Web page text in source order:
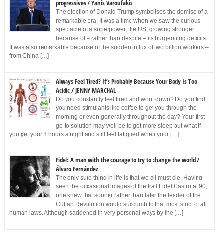
progressives / Yanis Varoufakis
The election of Donald Trump symbolises the demise of a
remarkable era. It was a time when we saw the curious
spectacle of a superpower, the US, growing stronger
because of – rather than despite – its burgeoning deficits.
It was also remarkable because of the sudden influx of two billion workers –
from China […]
Always Feel Tired? It’s Probably Because Your Body Is Too
Acidic / JENNY MARCHAL
Do you constantly feel tired and worn down? Do you find
you need stimulants like coffee to get you through the
morning or even generally throughout the day? Your first
go-to solution may well be to get more sleep but what if
you get your 8 hours a night and still feel fatigued when your […]
Fidel: A man with the courage to try to change the world /
Álvaro Fernández
The only sure thing in life is that we all must die. Having
seen the occasional images of the frail Fidel Castro at 90,
one knew that sooner rather than later the leader of the
Cuban Revolution would succumb to that most strict of all
human laws. Although saddened in very personal ways by the […]